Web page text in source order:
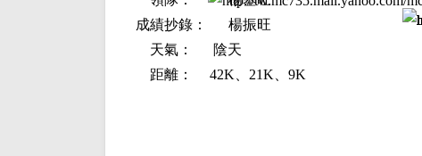
成績抄錄：
楊振旺
天氣：
陰天
距離：
42K、21K、9K